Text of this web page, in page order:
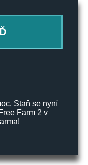
Staň se nyní
Farm 2 v